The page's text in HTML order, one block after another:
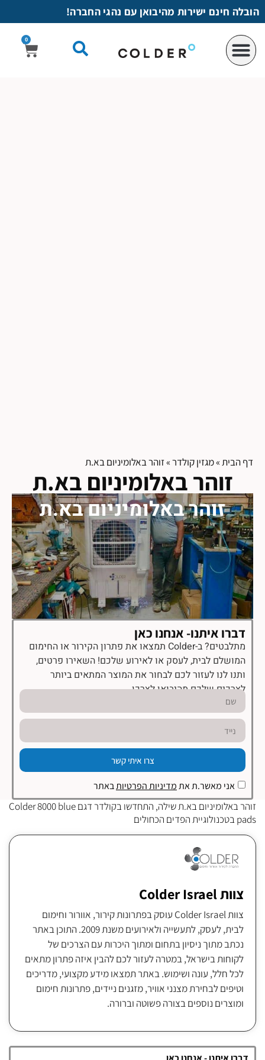
לתוכן
הובלה חינם ישירות מהיבואן עם נהגי החברה!
0
דברו איתנו- אנחנו כאן
מתלבטים? ב-Colder תמצאו את פתרון הקירור או החימום
המושלם לבית, לעסק או לאירוע שלכם! השאירו פרטים,
ותנו לנו לעזור לכם לבחור את המוצר המתאים ביותר
לצרכים שלכם מהיבואן לצרכן.
אני מאשר.ת אתמדיניות הפרטיותבאתר
צרו איתי קשר
זוהר באלומיניום בא.ת
זוהר באלומיניום בא.ת
דף הבית»מגזין קולדר»זוהר באלומיניום בא.ת
זוהר באלומיניום בא.ת שילה, התחדשו בקולדר דגם Colder 8000 blue
pads בטכנולוגיית הפדים הכחולים
צוות Colder Israel
צוות Colder Israel עוסק בפתרונות קירור, אוורור וחימום
לבית, לעסק, לתעשייה ולאירועים משנת 2009. התוכן באתר
נכתב מתוך ניסיון בתחום ומתוך היכרות עם הצרכים של
לקוחות בישראל, במטרה לעזור לכם להבין איזה פתרון מתאים
לכל חלל, עונה ושימוש. באתר תמצאו מידע מקצועי, מדריכים
וטיפים לבחירת מצנני אוויר, מזגנים ניידים, פתרונות חימום
ומוצרים נוספים בצורה פשוטה וברורה.